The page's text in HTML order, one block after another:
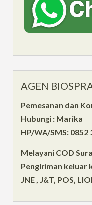
AGEN
Pemesanan dan
Hubungi : Marika
HP/WA/SMS: 0852
Melayani COD
Pengiriman keluar
JNE , J&T, POS,